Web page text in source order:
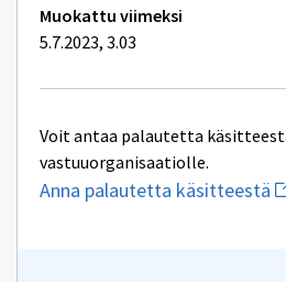
Muokattu viimeksi
5.7.2023, 3.03
Voit antaa palautetta
vastuuorganisaatiolle.
Anna palautetta käsitteestä